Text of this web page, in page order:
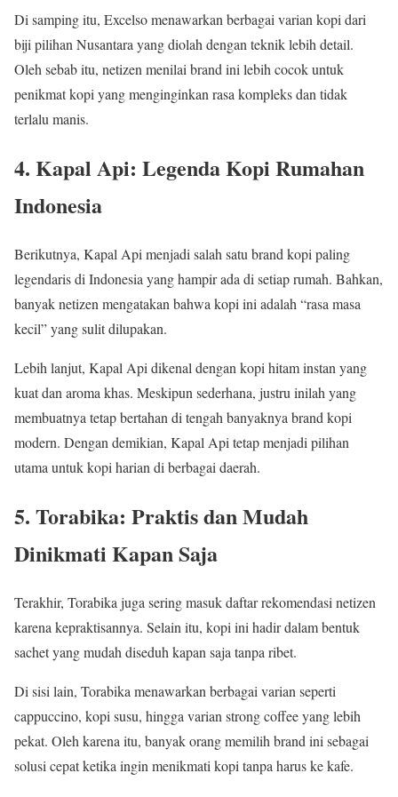
Di samping itu, Excelso menawarkan berbagai varian kopi dari
biji pilihan Nusantara yang diolah dengan teknik lebih detail.
Oleh sebab itu, netizen menilai brand ini lebih cocok untuk
penikmat kopi yang menginginkan rasa kompleks dan tidak
terlalu manis.
4. Kapal Api: Legenda Kopi Rumahan
Indonesia
Berikutnya, Kapal Api menjadi salah satu brand kopi paling
legendaris di Indonesia yang hampir ada di setiap rumah. Bahkan,
banyak netizen mengatakan bahwa kopi ini adalah “rasa masa
kecil” yang sulit dilupakan.
Lebih lanjut, Kapal Api dikenal dengan kopi hitam instan yang
kuat dan aroma khas. Meskipun sederhana, justru inilah yang
membuatnya tetap bertahan di tengah banyaknya brand kopi
modern. Dengan demikian, Kapal Api tetap menjadi pilihan
utama untuk kopi harian di berbagai daerah.
5. Torabika: Praktis dan Mudah
Dinikmati Kapan Saja
Terakhir, Torabika juga sering masuk daftar rekomendasi netizen
karena kepraktisannya. Selain itu, kopi ini hadir dalam bentuk
sachet yang mudah diseduh kapan saja tanpa ribet.
Di sisi lain, Torabika menawarkan berbagai varian seperti
cappuccino, kopi susu, hingga varian strong coffee yang lebih
pekat. Oleh karena itu, banyak orang memilih brand ini sebagai
solusi cepat ketika ingin menikmati kopi tanpa harus ke kafe.